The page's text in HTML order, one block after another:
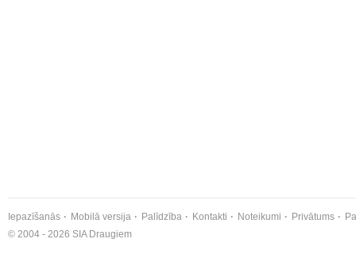
Iepazīšanās Mobilā versija Palīdzība Kontakti Noteikumi Privātums
© 2004 - 2026 SIA Draugiem